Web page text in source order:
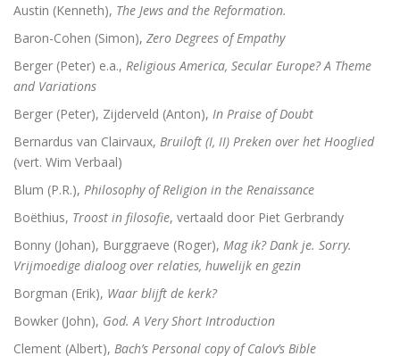
Austin (Kenneth), The Jews and the Reformation.
Baron-Cohen (Simon), Zero Degrees of Empathy
Berger (Peter) e.a., Religious America, Secular Europe? A Theme
and Variations
Berger (Peter), Zijderveld (Anton), In Praise of Doubt
Bernardus van Clairvaux, Bruiloft (I, II) Preken over het Hooglied
(vert. Wim Verbaal)
Blum (P.R.), Philosophy of Religion in the Renaissance
Boëthius, Troost in filosofie, vertaald door Piet Gerbrandy
Bonny (Johan), Burggraeve (Roger), Mag ik? Dank je. Sorry.
Vrijmoedige dialoog over relaties, huwelijk en gezin
Borgman (Erik), Waar blijft de kerk?
Bowker (John), God. A Very Short Introduction
Clement (Albert), Bach’s Personal copy of Calov’s Bible